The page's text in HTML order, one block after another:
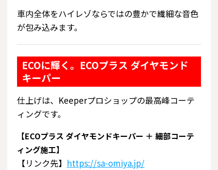
車内全体をハイレゾならではの豊かで繊細な音色
が包み込みます。
ECOに輝く。ECOプラス ダイヤモンド
キーパー
仕上げは、Keeperプロショップの最高峰コーテ
ィングです。
【ECOプラス ダイヤモンドキーパー ＋ 細部コーテ
ィング施工】
【リンク先】 https://sa-omiya.jp/